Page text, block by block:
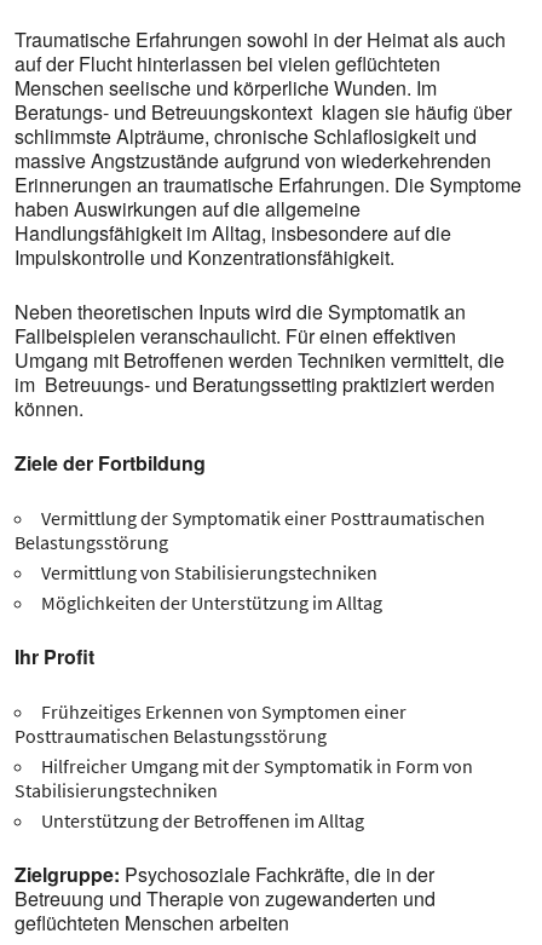
Traumatische Erfahrungen sowohl in der Heimat als auch
auf der Flucht hinterlassen bei vielen geflüchteten
Menschen seelische und körperliche Wunden. Im
Beratungs- und Betreuungskontext klagen sie häufig über
schlimmste Alpträume, chronische Schlaflosigkeit und
massive Angstzustände aufgrund von wiederkehrenden
Erinnerungen an traumatische Erfahrungen. Die Symptome
haben Auswirkungen auf die allgemeine
Handlungsfähigkeit im Alltag, insbesondere auf die
Impulskontrolle und Konzentrationsfähigkeit.
Neben theoretischen Inputs wird die Symptomatik an
Fallbeispielen veranschaulicht. Für einen effektiven
Umgang mit Betroffenen werden Techniken vermittelt, die
im Betreuungs- und Beratungssetting praktiziert werden
können.
Ziele der Fortbildung
Vermittlung der Symptomatik einer Posttraumatischen
Belastungsstörung
Vermittlung von Stabilisierungstechniken
Möglichkeiten der Unterstützung im Alltag
Ihr Profit
Frühzeitiges Erkennen von Symptomen einer
Posttraumatischen Belastungsstörung
Hilfreicher Umgang mit der Symptomatik in Form von
Stabilisierungstechniken
Unterstützung der Betroffenen im Alltag
Zielgruppe: Psychosoziale Fachkräfte, die in der
Betreuung und Therapie von zugewanderten und
geflüchteten Menschen arbeiten